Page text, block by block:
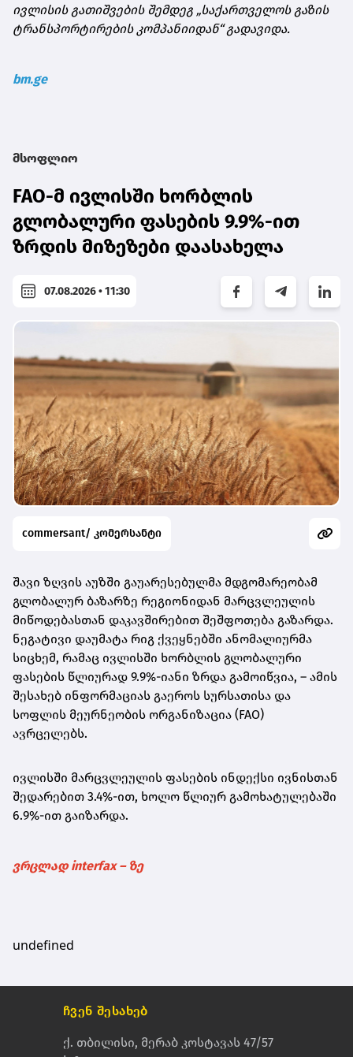
ივლისის გათიშვების შემდეგ „საქართველოს გაზის
ტრანსპორტირების კომპანიიდან“ გადავიდა.
bm.ge
მსოფლიო
FAO-მ ივლისში ხორბლის
გლობალური ფასების 9.9%-ით
ზრდის მიზეზები დაასახელა
07.08.2026 • 11:30
commersant/ კომერსანტი
შავი ზღვის აუზში გაუარესებულმა მდგომარეობამ
გლობალურ ბაზარზე რეგიონიდან მარცვლეულის
მიწოდებასთან დაკავშირებით შეშფოთება გაზარდა.
ნეგატივი დაუმატა რიგ ქვეყნებში ანომალიურმა
სიცხემ, რამაც ივლისში ხორბლის გლობალური
ფასების წლიურად 9.9%-იანი ზრდა გამოიწვია, – ამის
შესახებ ინფორმაციას გაეროს სურსათისა და
სოფლის მეურნეობის ორგანიზაცია (FAO)
ავრცელებს.
ივლისში მარცვლეულის ფასების ინდექსი ივნისთან
შედარებით 3.4%-ით, ხოლო წლიურ გამოხატულებაში
6.9%-ით გაიზარდა.
ვრცლად interfax – ზე
undefined
ჩვენ შესახებ
ქ. თბილისი, მერაბ კოსტავას 47/57